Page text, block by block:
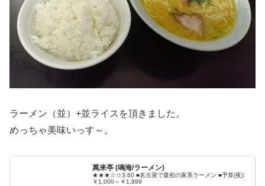
ラーメン（並）+並ライスを頂きました。
めっちゃ美味いっす～。
萬来亭 (鳴海/ラーメン)
★★★☆☆3.60 ■名古屋で最初の家系ラーメン ■予算(夜):
￥1,000～￥1,999